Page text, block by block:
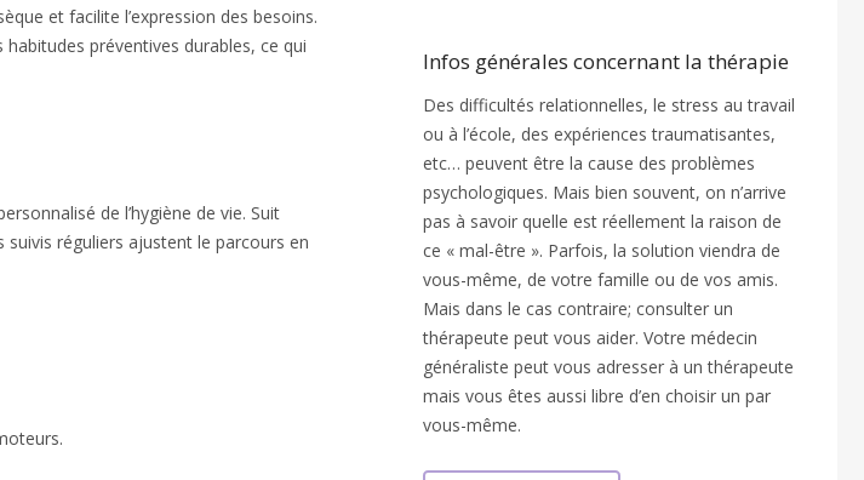
et facilite l’expression des besoins.
préventives durables, ce qui
de l’hygiène de vie. Suit
suivis réguliers ajustent le parcours en
Infos générales concernant la thérapie
Des difficultés relationnelles, le stress au travail
ou à l’école, des expériences traumatisantes,
etc… peuvent être la cause des problèmes
psychologiques. Mais bien souvent, on n’arrive
pas à savoir quelle est réellement la raison de
ce « mal-être ». Parfois, la solution viendra de
vous-même, de votre famille ou de vos amis.
Mais dans le cas contraire; consulter un
thérapeute peut vous aider. Votre médecin
généraliste peut vous adresser à un thérapeute
mais vous êtes aussi libre d’en choisir un par
vous-même.